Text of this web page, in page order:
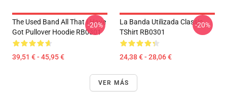
The Used Band All That I Have
Got Pullover Hoodie RB0301
39,51 € - 45,95 €
-20%
La Banda Utilizada Classic
TShirt RB0301
24,38 € - 28,06 €
-20%
VER MÁS